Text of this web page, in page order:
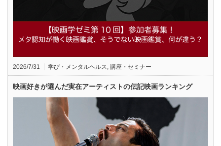
2026/7/31 学び・メンタルヘルス 講座・セミナー
映画好きが選んだ実在アーティストの伝記映画ランキング